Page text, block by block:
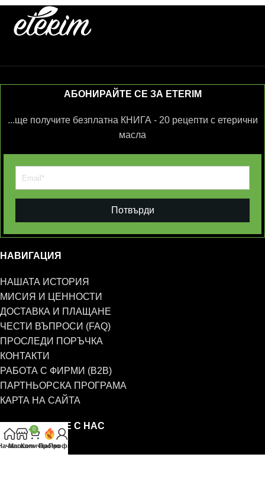
АБОНИРАЙТЕ СЕ ЗА ETERIM
...ще получите безплатна КНИГА - 20 рецепти с етерични
масла
Потвърди
НАВИГАЦИЯ
НАШАТА ИСТОРИЯ
МИСИЯ И ЦЕННОСТИ
ДОСТАВКА И ПЛАЩАНЕ
ЧЕСТИ ВЪПРОСИ (FAQ)
ПРОСЛЕДИ ПОРЪЧКА
КОНТАКТИ
РАБОТА С ФИРМИ (B2B)
ПАРТНЬОРСКА ПРОГРАМА
КАРТА НА САЙТА
СВЪРЖЕТЕ СЕ С НАС
0885 323 661
Магазин
0
КоличкаПромоПрофил